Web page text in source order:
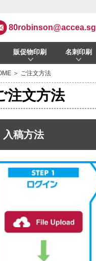
80robinson@accea.sg
販促物印刷 名刺印刷
＞ ご注文方法
注文方法
入稿方法